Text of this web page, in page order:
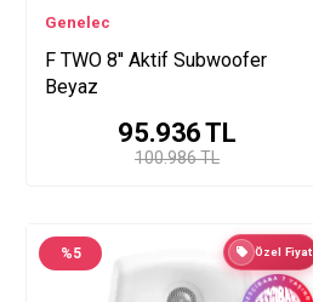
Genelec
F TWO 8'' Aktif Subwoofer
Beyaz
100.986 TL
95.936TL
%5 Özel Fiyat